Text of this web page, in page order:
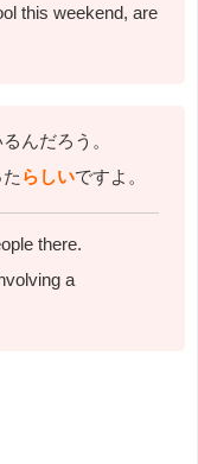
this weekend, are
んだろう。
らしいですよ。
there.
a